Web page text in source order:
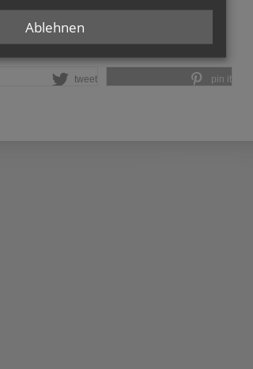
tweet pin it
Ablehnen